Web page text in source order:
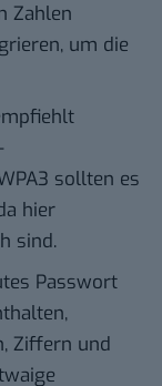
Zahlen
um die
sollten es
hier
sind.
Passwort
Ziffern und